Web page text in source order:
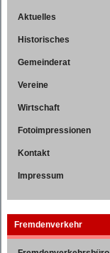
Aktuelles
Historisches
Gemeinderat
Vereine
Wirtschaft
Fotoimpressionen
Kontakt
Impressum
Fremdenverkehr